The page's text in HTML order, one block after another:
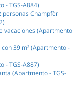
- TGS-A884)
personas Champfèr
vacaciones (Apartmento
39 m² (Apartmento -
- TGS-A887)
(Apartmento - TGS-